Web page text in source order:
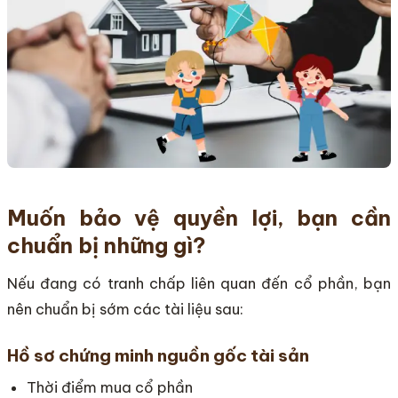
Muốn bảo vệ quyền lợi, bạn cần
chuẩn bị những gì?
Nếu đang có tranh chấp liên quan đến cổ phần, bạn
nên chuẩn bị sớm các tài liệu sau:
Hồ sơ chứng minh nguồn gốc tài sản
Thời điểm mua cổ phần